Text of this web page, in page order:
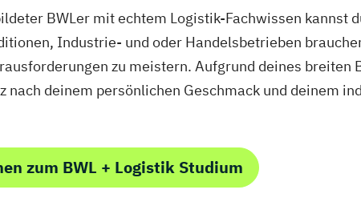
BWLer mit echtem Logistik-Fachwissen kannst
Industrie- und oder Handelsbetrieben
zu meistern. Aufgrund deines breiten
nach deinem persönlichen Geschmack und deinem
zum BWL + Logistik Studium